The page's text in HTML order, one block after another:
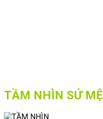
TẦM NHÌN SỨ